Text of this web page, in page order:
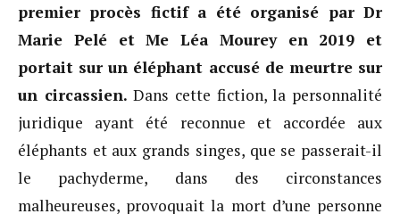
premier procès fictif a été organisé par Dr
Marie Pelé et Me Léa Mourey en 2019 et
portait sur un éléphant accusé de meurtre sur
un circassien.Dans cette fiction, la personnalité
juridique ayant été reconnue et accordée aux
éléphants et aux grands singes, que se passerait-il
le pachyderme, dans des circonstances
malheureuses, provoquait la mort d’une personne